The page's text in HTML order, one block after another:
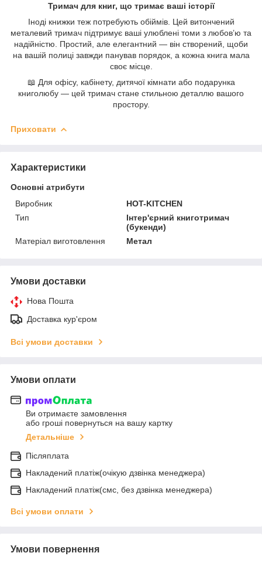
Тримач для книг, що тримає ваші історії
Іноді книжки теж потребують обіймів. Цей витончений
металевий тримач підтримує ваші улюблені томи з любов’ю та
надійністю. Простий, але елегантний — він створений, щоби
на вашій полиці завжди панував порядок, а кожна книга мала
своє місце.
📖 Для офісу, кабінету, дитячої кімнати або подарунка
книголюбу — цей тримач стане стильною деталлю вашого
простору.
Приховати
Характеристики
Основні атрибути
Виробник
HOT-KITCHEN
Тип
Інтер'єрний книготримач
(букенди)
Матеріал виготовлення
Метал
Умови доставки
Нова Пошта
Доставка кур'єром
Всі умови доставки
Умови оплати
Ви отримаєте замовлення
або гроші повернуться на вашу картку
Детальніше
Післяплата
Накладений платіж(очікую дзвінка менеджера)
Накладений платіж(смс, без дзвінка менеджера)
Всі умови оплати
Умови повернення